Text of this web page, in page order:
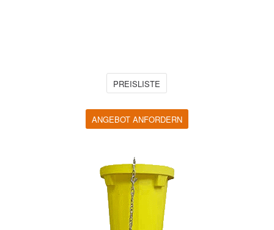
PREISLISTE
ANGEBOT ANFORDERN